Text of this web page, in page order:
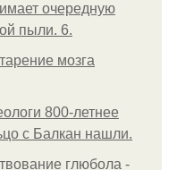
очередную
пыли. 6.
мозга
800-летнее
с Балкан нашли.
глюбола -